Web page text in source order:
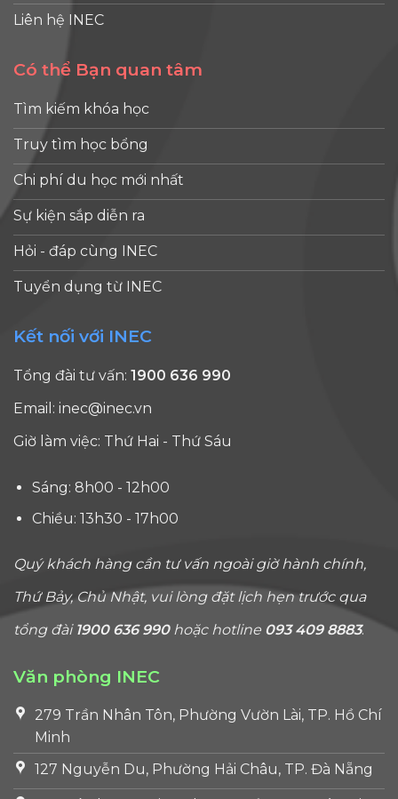
Liên hệ INEC
Có thể Bạn quan tâm
Tìm kiếm khóa học
Truy tìm học bổng
Chi phí du học mới nhất
Sự kiện sắp diễn ra
Hỏi - đáp cùng INEC
Tuyển dụng từ INEC
Kết nối với INEC
Tổng đài tư vấn: 1900 636 990
Email: inec@inec.vn
Giờ làm việc: Thứ Hai - Thứ Sáu
Sáng: 8h00 - 12h00
Chiều: 13h30 - 17h00
Quý khách hàng cần tư vấn ngoài giờ hành chính,
Thứ Bảy, Chủ Nhật, vui lòng đặt lịch hẹn trước qua
tổng đài 1900 636 990hoặc hotline 093 409 8883.
Văn phòng INEC
279 Trần Nhân Tôn, Phường Vườn Lài, TP. Hồ Chí
Minh
127 Nguyễn Du, Phường Hải Châu, TP. Đà Nẵng